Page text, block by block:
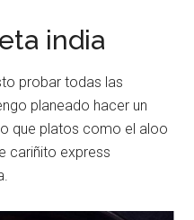
india
probar todas las
planeado hacer un
que platos como el aloo
cariñito express